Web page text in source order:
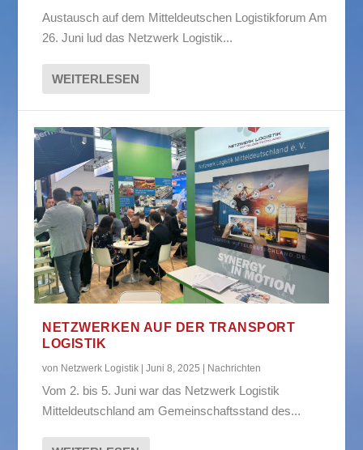
Austausch auf dem Mitteldeutschen Logistikforum Am
26. Juni lud das Netzwerk Logistik...
WEITERLESEN
NETZWERKEN AUF DER TRANSPORT
LOGISTIK
von Netzwerk Logistik |Juni 8, 2025 Nachrichten
Vom 2. bis 5. Juni war das Netzwerk Logistik
Mitteldeutschland am Gemeinschaftsstand des...